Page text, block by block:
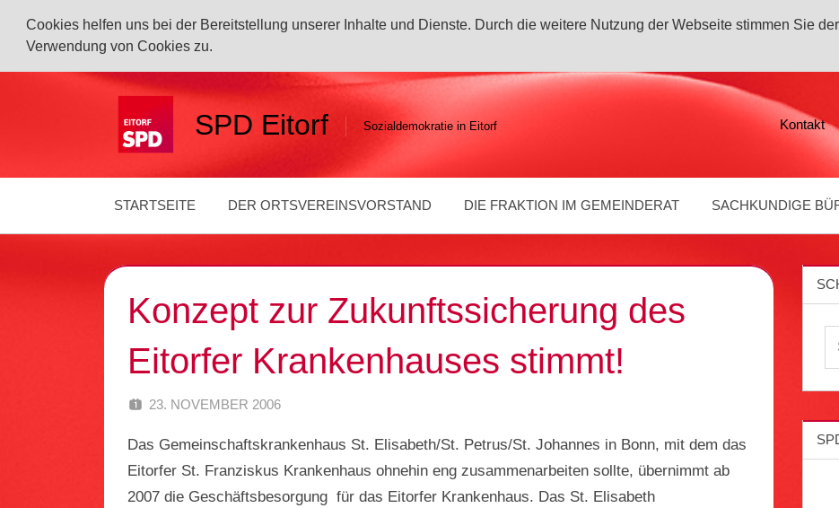
Cookies helfen uns bei der Bereitstellung unserer Inhalte und Dienste. Durch die weitere Nutzung der Webseite stimmen Sie der
Verwendung von Cookies zu.
SPD Eitorf Sozialdemokratie in Eitorf Kontakt
STARTSEITE DER ORTSVEREINSVORSTAND DIE FRAKTION IM GEMEINDERAT SACHKUNDIGE
Konzept zur Zukunftssicherung des
Eitorfer Krankenhauses stimmt!
23. NOVEMBER 2006
Das Gemeinschaftskrankenhaus St. Elisabeth/St. Petrus/St. Johannes in Bonn, mit dem das
Eitorfer St. Franziskus Krankenhaus ohnehin eng zusammenarbeiten sollte, übernimmt ab
2007 die Geschäftsbesorgung für das Eitorfer Krankenhaus. Das St. Elisabeth